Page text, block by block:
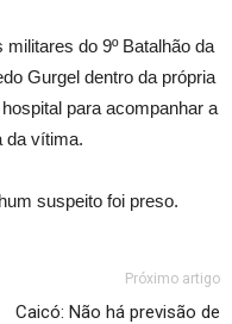
do 9º Batalhão da
Gurgel dentro da própria
para acompanhar a
da vítima.
suspeito foi preso.
Próximo artigo
Caicó: Não há previsão de